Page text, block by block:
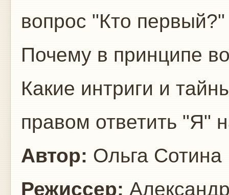
вопрос "Кто первый?"
Почему в принципе
Какие интриги и
правом ответить "Я"
Автор: Ольга Сотина
Режиссер: